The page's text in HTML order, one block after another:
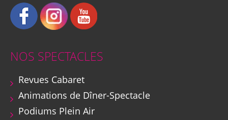
NOS SPECTACLES
Revues Cabaret
Animations de Dîner-Spectacle
Podiums Plein Air